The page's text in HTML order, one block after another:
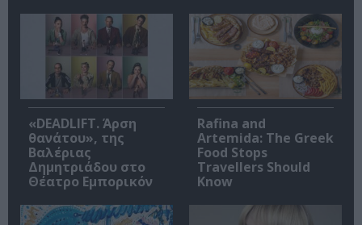
«DEADLIFT. Άρση
θανάτου», της
Βαλέριας
Δημητριάδου στο
Θέατρο Εμπορικόν
Rafina and
Artemida: The Greek
Food Stops
Travellers Should
Know